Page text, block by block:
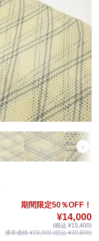
›
期間限定50％OFF！
¥14,000
(税込 ¥15,400)
通常価格 ¥28,000 (税込 ¥30,800)